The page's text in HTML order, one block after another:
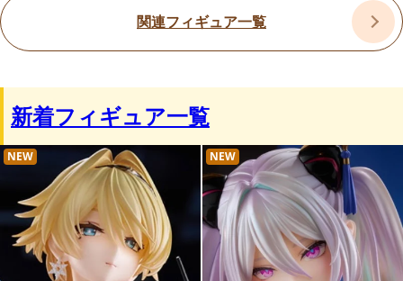
関連フィギュア一覧
新着フィギュア一覧
NEW NEW